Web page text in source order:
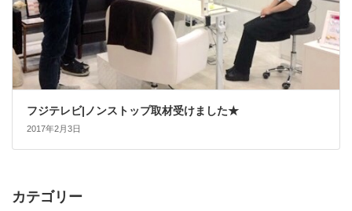
フジテレビ|ノンストップ取材受けました★
2017年2月3日
カテゴリー